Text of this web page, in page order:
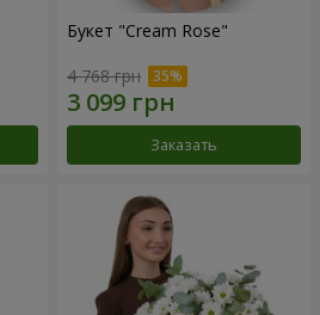
Букет "Cream Rose"
4 768 грн
Заказать